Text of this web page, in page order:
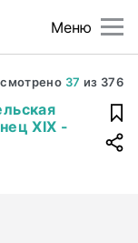
Меню
37 из 376
XIX -